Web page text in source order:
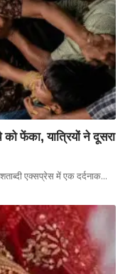
फेंका, यात्रियों ने दूसरा
एक्सप्रेस में एक दर्दनाक…